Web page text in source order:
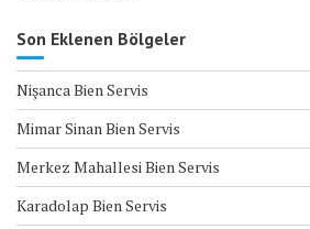
Son Eklenen Bölgeler
Nişanca Bien Servis
Mimar Sinan Bien Servis
Merkez Mahallesi Bien Servis
Karadolap Bien Servis